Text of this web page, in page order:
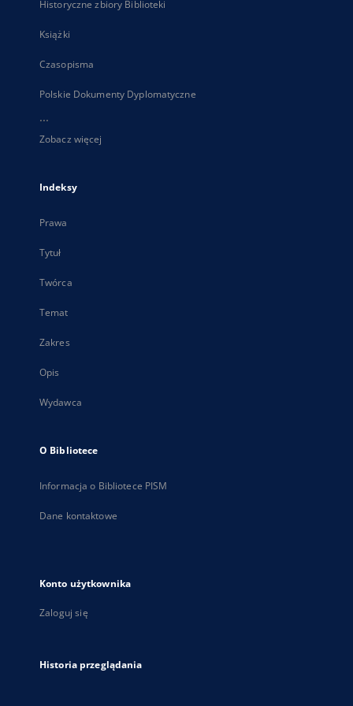
Historyczne zbiory Biblioteki
Książki
Czasopisma
Polskie Dokumenty Dyplomatyczne
...
Zobacz więcej
Indeksy
Prawa
Tytuł
Twórca
Temat
Zakres
Opis
Wydawca
O Bibliotece
Informacja o Bibliotece PISM
Dane kontaktowe
Konto użytkownika
Zaloguj się
Historia przeglądania